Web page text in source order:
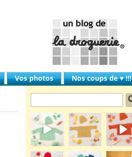
Vos photos Nos coups de ♥ !!!